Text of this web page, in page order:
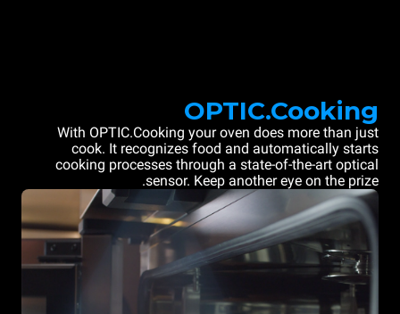
OPTIC.Cooking
With OPTIC.Cooking your oven does more than just
cook. It recognizes food and automatically starts
cooking processes through a state-of-the-art optical
sensor. Keep another eye on the prize.